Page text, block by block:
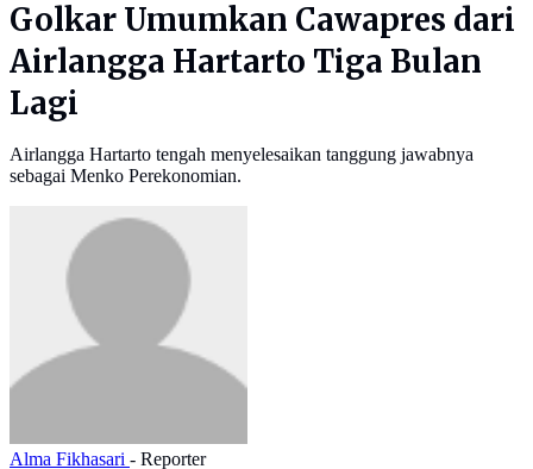
Golkar Umumkan Cawapres dari
Airlangga Hartarto Tiga Bulan
Lagi
Airlangga Hartarto tengah menyelesaikan tanggung jawabnya
sebagai Menko Perekonomian.
Alma Fikhasari - Reporter